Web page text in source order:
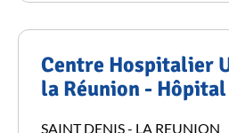
Centre Hospitalier
la Réunion -
SAINT DENIS - LA REUNION